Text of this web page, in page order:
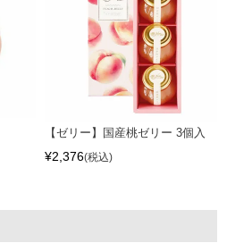
【ゼリー】国産桃ゼリー 3個入
¥2,376 税込